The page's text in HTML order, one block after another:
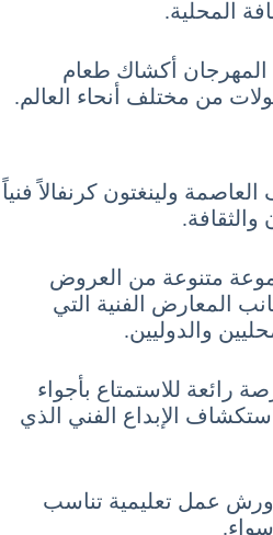
المحلية.
المهرجان أكشاك طعام
من مختلف أنحاء العالم.
ولينغتون كرنفالاً فنياً
متنوعة من العروض
المعارض الفنية التي
والدوليين.
رائعة للاستمتاع بأجواء
الإبداع الفني الذي
ورش عمل تعليمية تناسب